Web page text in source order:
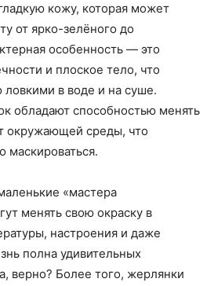
кожу, которая может
от ярко-зелёного до
особенность — это
и плоское тело, что
ловкими в воде и на суше.
обладают способностью менять
окружающей среды, что
маскироваться.
«мастера
менять свою окраску в
настроения и даже
полна удивительных
верно? Более того, жерлянки